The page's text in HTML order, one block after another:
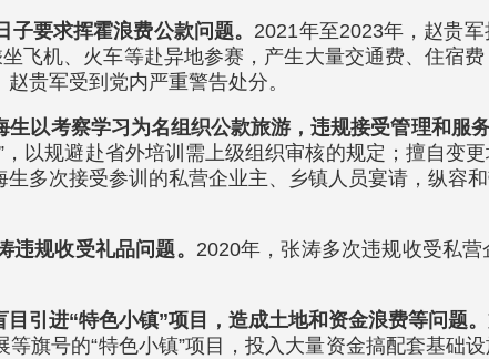
要求挥霍浪费公款问题。 2021年至2023年，赵贵
飞机、火车等赴异地参赛，产生大量交通费、住宿
贵军受到党内严重警告处分。
以考察学习为名组织公款旅游，违规接受管理和服
以规避赴省外培训需上级组织审核的规定；擅自变
多次接受参训的私营企业主、乡镇人员宴请，纵容
规收受礼品问题。 2020年，张涛多次违规收受私
引进“特色小镇”项目，造成土地和资金浪费等问题。
旗号的“特色小镇”项目，投入大量资金搞配套基础